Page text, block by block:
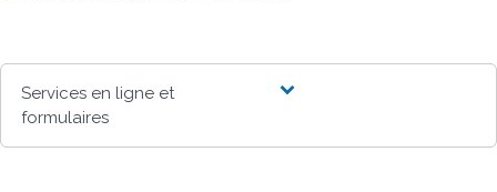
Services en ligne et
formulaires